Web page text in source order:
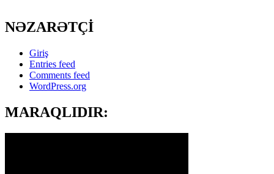
NƏZARƏTÇİ
Giriş
Entries feed
Comments feed
WordPress.org
MARAQLIDIR: